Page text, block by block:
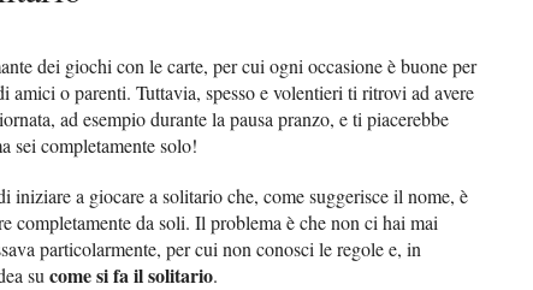
dei giochi con le carte, per cui ogni occasione è buone per
amici o parenti. Tuttavia, spesso e volentieri ti ritrovi ad avere
ad esempio durante la pausa pranzo, e ti piacerebbe
sei completamente solo!
iniziare a giocare a solitario che, come suggerisce il nome, è
completamente da soli. Il problema è che non ci hai mai
particolarmente, per cui non conosci le regole e, in
su come si fa il solitario.